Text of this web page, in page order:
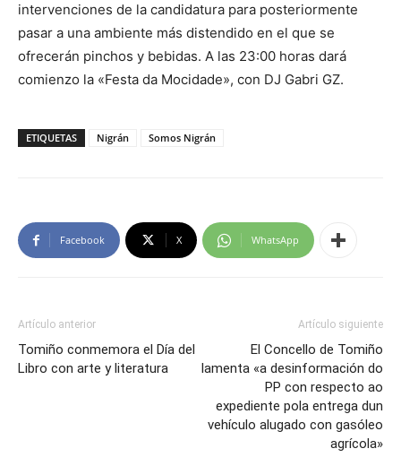
intervenciones de la candidatura para posteriormente
pasar a una ambiente más distendido en el que se
ofrecerán pinchos y bebidas. A las 23:00 horas dará
comienzo la «Festa da Mocidade», con DJ Gabri GZ.
ETIQUETAS Nigrán Somos Nigrán
Facebook X WhatsApp
Artículo anterior
Tomiño conmemora el Día del
Libro con arte y literatura
Artículo siguiente
El Concello de Tomiño
lamenta «a desinformación do
PP con respecto ao
expediente pola entrega dun
vehículo alugado con gasóleo
agrícola»